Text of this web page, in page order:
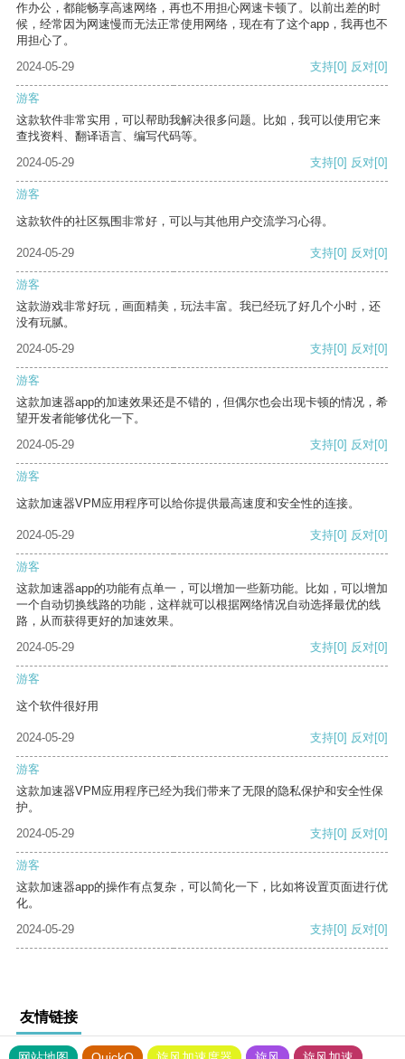
作办公，都能畅享高速网络，再也不用担心网速卡顿了。以前出差的时
候，经常因为网速慢而无法正常使用网络，现在有了这个app，我再也不
用担心了。
2024-05-29
支持[0] 反对[0]
游客
这款软件非常实用，可以帮助我解决很多问题。比如，我可以使用它来
查找资料、翻译语言、编写代码等。
2024-05-29
支持[0] 反对[0]
游客
这款软件的社区氛围非常好，可以与其他用户交流学习心得。
2024-05-29 支持[0] 反对[0]
游客
这款游戏非常好玩，画面精美，玩法丰富。我已经玩了好几个小时，还
没有玩腻。
2024-05-29
支持[0] 反对[0]
游客
这款加速器app的加速效果还是不错的，但偶尔也会出现卡顿的情况，希
望开发者能够优化一下。
2024-05-29
支持[0] 反对[0]
游客
这款加速器VPM应用程序可以给你提供最高速度和安全性的连接。
2024-05-29 支持[0] 反对[0]
游客
这款加速器app的功能有点单一，可以增加一些新功能。比如，可以增加
一个自动切换线路的功能，这样就可以根据网络情况自动选择最优的线
路，从而获得更好的加速效果。
2024-05-29
支持[0] 反对[0]
游客
这个软件很好用
2024-05-29 支持[0] 反对[0]
游客
这款加速器VPM应用程序已经为我们带来了无限的隐私保护和安全性保
护。
2024-05-29
支持[0] 反对[0]
游客
这款加速器app的操作有点复杂，可以简化一下，比如将设置页面进行优
化。
2024-05-29
支持[0] 反对[0]
友情链接